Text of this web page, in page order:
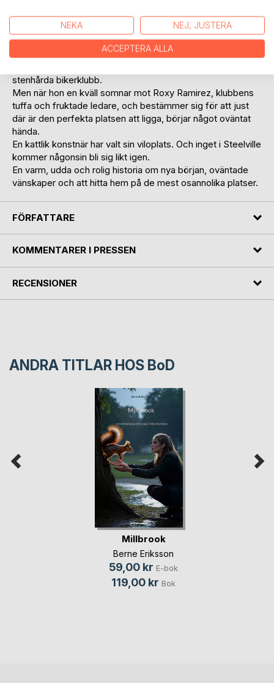
Efter en turbulent början hamnar Emmy Stark i det förfallna
Steelville. Hon vill bara måla, tatuera och dricka kaffe i lugn
och ro. Hon öppnar ett litet galleri på Main Street och
stenhårda bikerklubb.
Men när hon en kväll somnar mot Roxy Ramirez, klubbens
tuffa och fruktade ledare, och bestämmer sig för att just
där är den perfekta platsen att ligga, börjar något oväntat
hända.
En kattlik konstnär har valt sin viloplats. Och inget i Steelville
kommer någonsin bli sig likt igen.
En varm, udda och rolig historia om nya början, oväntade
vänskaper och att hitta hem på de mest osannolika platser.
FÖRFATTARE
KOMMENTARER I PRESSEN
RECENSIONER
ANDRA TITLAR HOS BoD
Millbrook
Berne Eriksson
59,00 kr E-bok
119,00 kr Bok
NEKA NEJ, JUSTERA
ACCEPTERA ALLA